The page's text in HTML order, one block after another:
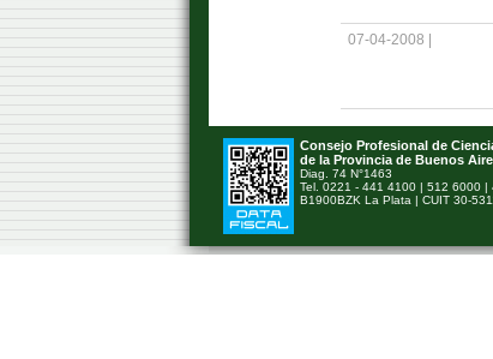
07-04-2008 |
Consejo Profesional de
de la Provincia de Buenos
Diag. 74 N°1463
Tel. 0221 - 441 4100 | 512 6000 |
B1900BZK La Plata | CUIT 30-